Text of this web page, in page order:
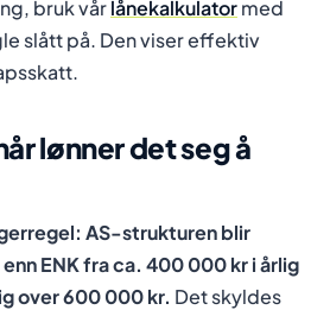
bruk vårlånekalkulatormed
slått på. Den viser effektiv
lønner det seg å
AS-strukturen blir
ENK fra ca. 400 000 kr i årlig
over 600 000 kr. Det skyldes